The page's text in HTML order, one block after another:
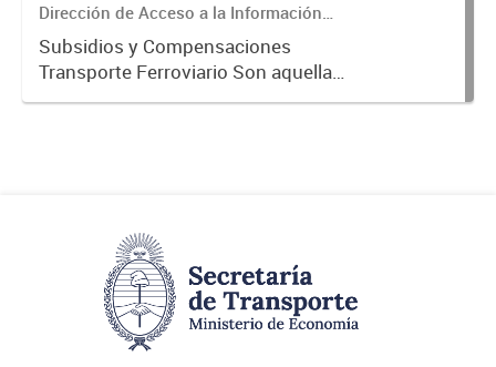
Dirección de Acceso a la Información
Pública y Transparencia
Subsidios y Compensaciones
Transporte Ferroviario Son aquellas
transferencias realizadas por la